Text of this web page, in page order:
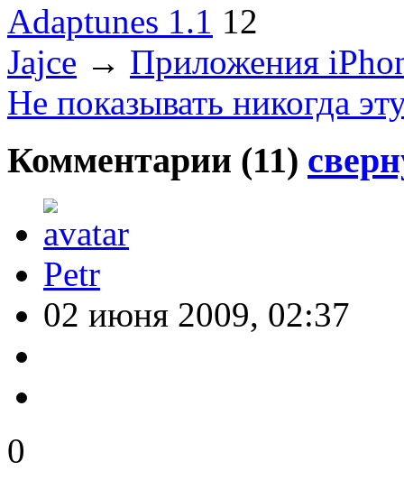
Adaptunes 1.1 12
Jajce → Приложения
Не показывать никогда
Комментарии (11)
Petr
02 июня 2009, 02:37
0